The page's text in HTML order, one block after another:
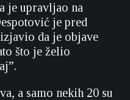
je upravljao na
je pred
da je objave
što je želio
a samo nekih 20 su